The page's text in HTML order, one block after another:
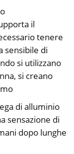
il
tenere
sensibile di
si utilizzano
si creano
di alluminio
sensazione di
dopo lunghe